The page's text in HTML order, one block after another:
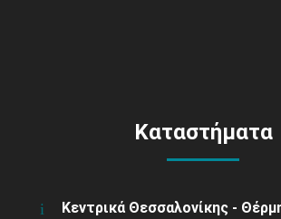
Καταστήματα
Κεντρικά Θεσσαλονίκης -